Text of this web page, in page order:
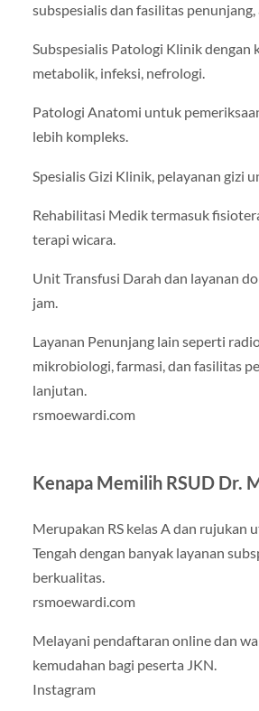
subspesialis dan fasilitas
Subspesialis Patologi Klinik dengan
metabolik, infeksi, nefrologi.
Patologi Anatomi untuk
lebih kompleks.
Spesialis Gizi Klinik, pelayanan gizi
Rehabilitasi Medik termasuk
terapi wicara.
Unit Transfusi Darah dan layanan
jam.
Layanan Penunjang lain seperti
mikrobiologi, farmasi, dan fasilitas
lanjutan.
rsmoewardi.com
Kenapa Memilih RSUD Dr.
Merupakan RS kelas A dan rujukan
Tengah dengan banyak layanan
berkualitas.
rsmoewardi.com
Melayani pendaftaran online dan
kemudahan bagi peserta JKN.
Instagram